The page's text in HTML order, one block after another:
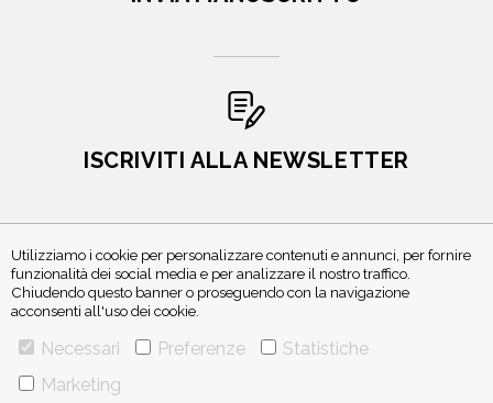
Utilizziamo i cookie per personalizzare contenuti e annunci, per fornire
funzionalità dei social media e per analizzare il nostro traffico.
Chiudendo questo banner o proseguendo con la navigazione
acconsenti all'uso dei cookie.
Necessari Preferenze
Statistiche
Marketing
ISCRIVITI ALLA NEWSLETTER